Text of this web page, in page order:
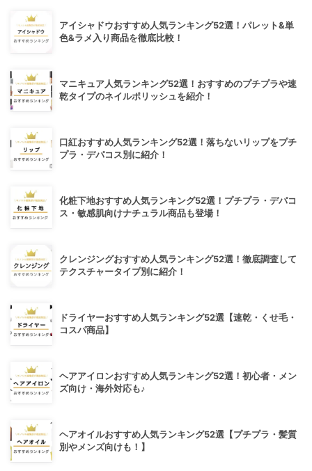
アイシャドウおすすめ人気ランキング52選！パレット&単
色&ラメ入り商品を徹底比較！
マニキュア人気ランキング52選！おすすめのプチプラや速
乾タイプのネイルポリッシュを紹介！
口紅おすすめ人気ランキング52選！落ちないリップをプチ
プラ・デパコス別に紹介！
化粧下地おすすめ人気ランキング52選！プチプラ・デパコ
ス・敏感肌向けナチュラル商品も登場！
クレンジングおすすめ人気ランキング52選！徹底調査して
テクスチャータイプ別に紹介！
ドライヤーおすすめ人気ランキング52選【速乾・くせ毛・
コスパ商品】
ヘアアイロンおすすめ人気ランキング52選！初心者・メン
ズ向け・海外対応も♪
ヘアオイルおすすめ人気ランキング52選【プチプラ・髪質
別やメンズ向けも！】